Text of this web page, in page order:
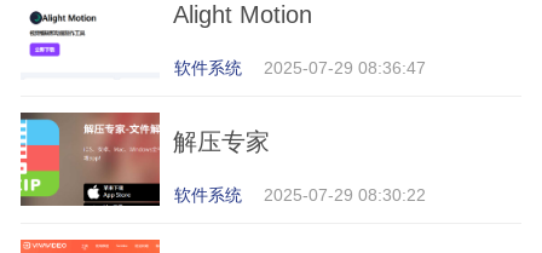
Alight Motion
软件系统 2025-07-29 08:36:47
解压专家
软件系统 2025-07-29 08:30:22